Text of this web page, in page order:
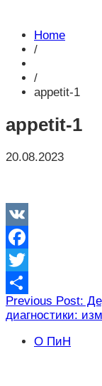
Home
/
/
appetit-1
appetit-1
20.08.2023
VK
Facebook
Twitter
Отправить
Навигация
по
записям
Previous Post:
диагностики:
О ПиН